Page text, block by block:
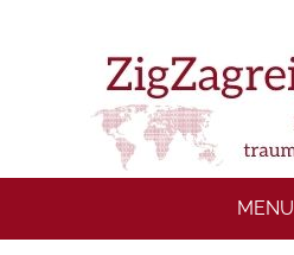
MENU